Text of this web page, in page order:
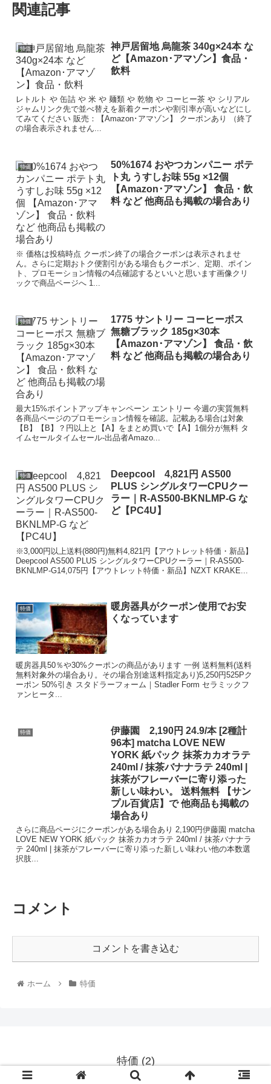
関連記事
特価
神戸居留地 烏龍茶 340g×24本 な
ど【Amazon･アマゾン】食品・
飲料
レトルト や 缶詰 や 米 や 麺類 や 乾物 や コーヒー茶 や シリアル
ジャムリンク先で並べ替えを新着クーポンや割引率が高いなどにし
てみてください 販売：【Amazon･アマゾン】 クーポンあり （終了
の場合表示されません...
特価
50%1674 おやつカンパニー ポテ
ト丸 うすしお味 55g ×12個
【Amazon･アマゾン】 食品・飲
料 など 他商品も掲載の場合あり
※ 価格は投稿時点 クーポン終了の場合クーポンは表示されませ
ん。さらに定期おトク便割引がある場合もクーポン、定期、ポイン
ト、プロモーション情報の4点確認するといいと思います画像クリ
ックで商品ページへ 1...
特価
1775 サントリー コーヒーボス
無糖ブラック 185g×30本
【Amazon･アマゾン】 食品・飲
料 など 他商品も掲載の場合あり
最大15%ポイントアップキャンペーン エントリー 今週の実質無料
各商品ページのプロモーション情報を確認。記載ある場合は対象
【B】【B】？円以上と【A】をまとめ買いで【A】1個分が無料 タ
イムセールタイムセール-出品者Amazo...
特価
Deepcool 4,821円 AS500
PLUS シングルタワーCPUクー
ラー｜R-AS500-BKNLMP-G な
ど【PC4U】
※3,000円以上送料(880円)無料4,821円【アウトレット特価・新品】
Deepcool AS500 PLUS シングルタワーCPUクーラー｜R-AS500-
BKNLMP-G14,075円【アウトレット特価・新品】NZXT KRAKE...
特価
暖房器具がクーポン使用でお安
くなっています
暖房器具50％や30%クーポンの商品があります 一例 送料無料(送料
無料対象外の場合あり。その場合別途送料指定あり)5,250円525Pク
ーポン 50%引き スタドラーフォーム｜Stadler Form セラミックフ
ァンヒータ...
特価
伊藤園 2,190円 24.9/本 [2種計
96本] matcha LOVE NEW
YORK 紙パック 抹茶カカオラテ
240ml / 抹茶バナナラテ 240ml |
抹茶がフレーバーに寄り添った
新しい味わい。 送料無料 【サン
プル百貨店】で 他商品も掲載の
場合あり
さらに商品ページにクーポンがある場合あり 2,190円伊藤園 matcha
LOVE NEW YORK 紙パック 抹茶カカオラテ 240ml / 抹茶バナナラ
テ 240ml | 抹茶がフレーバーに寄り添った新しい味わい他の本数選
択肢...
コメント
コメントを書き込む
ホーム 特価
特価 (2)
© 2020 特価 (2).